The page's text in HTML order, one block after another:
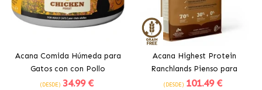
Acana Comida Húmeda para
Gatos con con Pollo
(DESDE) 34.99 €
Acana Highest Protein
Ranchlands Pienso para
Perros
(DESDE) 101.49 €